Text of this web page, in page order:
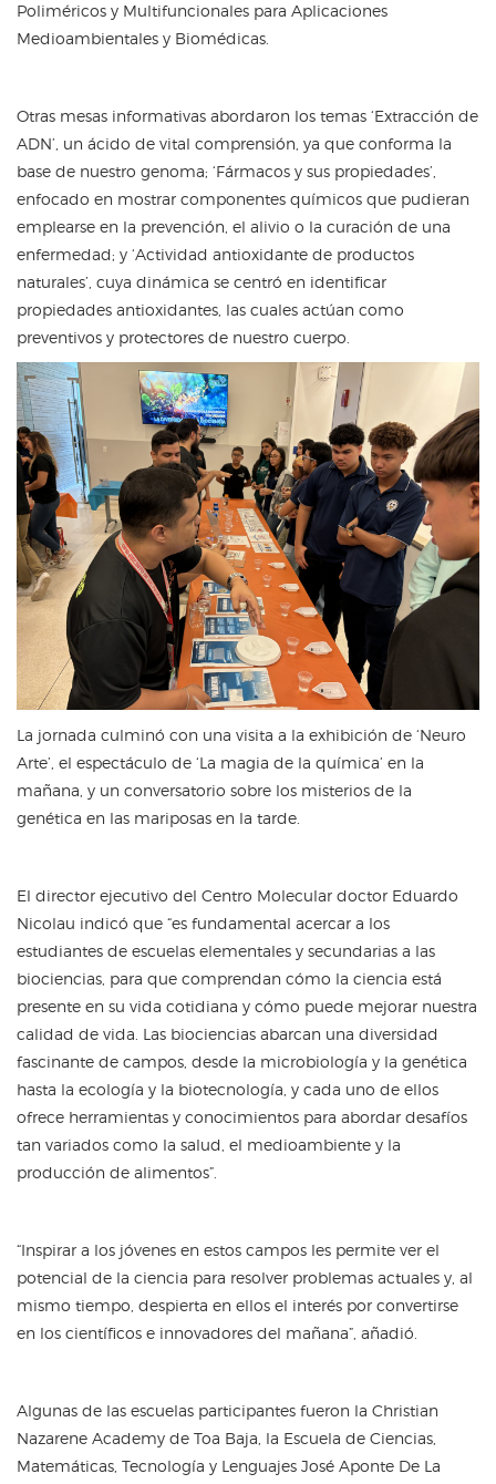
Poliméricos y Multifuncionales para Aplicaciones
Medioambientales y Biomédicas.
Otras mesas informativas abordaron los temas ‘Extracción de
ADN’, un ácido de vital comprensión, ya que conforma la
base de nuestro genoma; ‘Fármacos y sus propiedades’,
enfocado en mostrar componentes químicos que pudieran
emplearse en la prevención, el alivio o la curación de una
enfermedad; y ‘Actividad antioxidante de productos
naturales’, cuya dinámica se centró en identificar
propiedades antioxidantes, las cuales actúan como
preventivos y protectores de nuestro cuerpo.
La jornada culminó con una visita a la exhibición de ‘Neuro
Arte’, el espectáculo de ‘La magia de la química’ en la
mañana, y un conversatorio sobre los misterios de la
genética en las mariposas en la tarde.
El director ejecutivo del Centro Molecular doctor Eduardo
Nicolau indicó que “es fundamental acercar a los
estudiantes de escuelas elementales y secundarias a las
biociencias, para que comprendan cómo la ciencia está
presente en su vida cotidiana y cómo puede mejorar nuestra
calidad de vida. Las biociencias abarcan una diversidad
fascinante de campos, desde la microbiología y la genética
hasta la ecología y la biotecnología, y cada uno de ellos
ofrece herramientas y conocimientos para abordar desafíos
tan variados como la salud, el medioambiente y la
producción de alimentos”.
“Inspirar a los jóvenes en estos campos les permite ver el
potencial de la ciencia para resolver problemas actuales y, al
mismo tiempo, despierta en ellos el interés por convertirse
en los científicos e innovadores del mañana”, añadió.
Algunas de las escuelas participantes fueron la Christian
Nazarene Academy de Toa Baja, la Escuela de Ciencias,
Matemáticas, Tecnología y Lenguajes José Aponte De La